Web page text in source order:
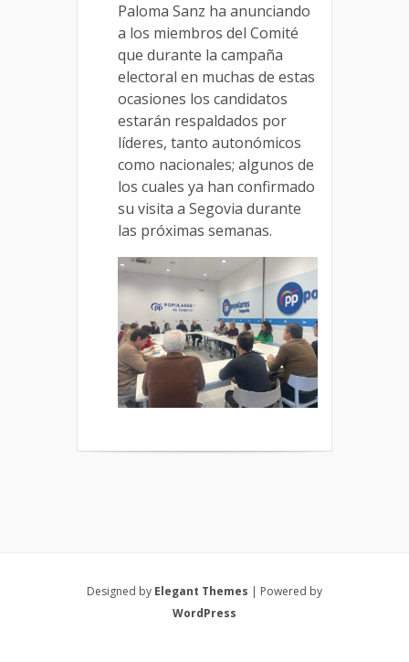
Paloma Sanz ha anunciando
a los miembros del Comité
que durante la campaña
electoral en muchas de estas
ocasiones los candidatos
estarán respaldados por
líderes, tanto autonómicos
como nacionales; algunos de
los cuales ya han confirmado
su visita a Segovia durante
las próximas semanas.
Designed by Elegant Themes | Powered by
WordPress